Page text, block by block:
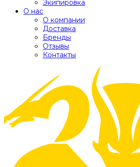
Экипировка
О нас
О компании
Доставка
Бренды
Отзывы
Контакты